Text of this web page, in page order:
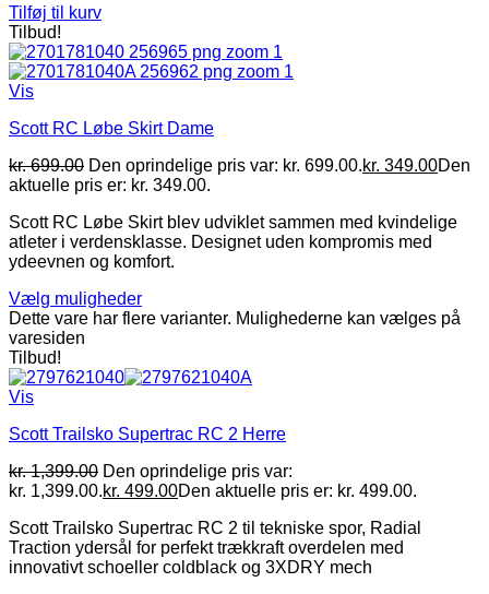
Tilføj til kurv
Tilbud!
Vis
Scott RC Løbe Skirt Dame
kr.699.00 Den oprindelige pris var: kr. 699.00.kr. 349.00Den
aktuelle pris er: kr. 349.00.
Scott RC Løbe Skirt blev udviklet sammen med kvindelige
atleter i verdensklasse. Designet uden kompromis med
ydeevnen og komfort.
Vælg muligheder
Dette vare har flere varianter. Mulighederne kan vælges på
varesiden
Tilbud!
Vis
Scott Trailsko Supertrac RC 2 Herre
kr.1,399.00 Den oprindelige pris var:
kr. 1,399.00.kr. 499.00Den aktuelle pris er: kr. 499.00.
Scott Trailsko Supertrac RC 2 til tekniske spor, Radial
Traction ydersål for perfekt trækkraft overdelen med
innovativt schoeller coldblack og 3XDRY mech